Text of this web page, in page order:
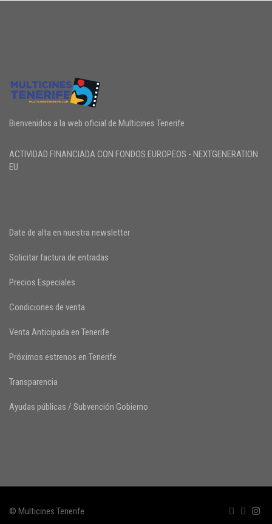
Bienvenidos a la web oficial de Multicines Tenerife
ACTIVIDAD FINANCIADA CON FONDOS EUROPEOS - NEXTGENERATION
EU
Date de alta en nuestra newsletter
Solicitar factura de entradas
Precios Especiales
Condiciones de venta
Venta Anticipada en Tenerife
Próximos estrenos en Tenerife
Transparencia
Ayudas públicas / Subvención Gobierno
© Multicines Tenerife